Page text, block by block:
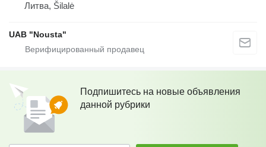
Литва, Šilalė
UAB "Nousta"
Подпишитесь на новые объявления
данной рубрики